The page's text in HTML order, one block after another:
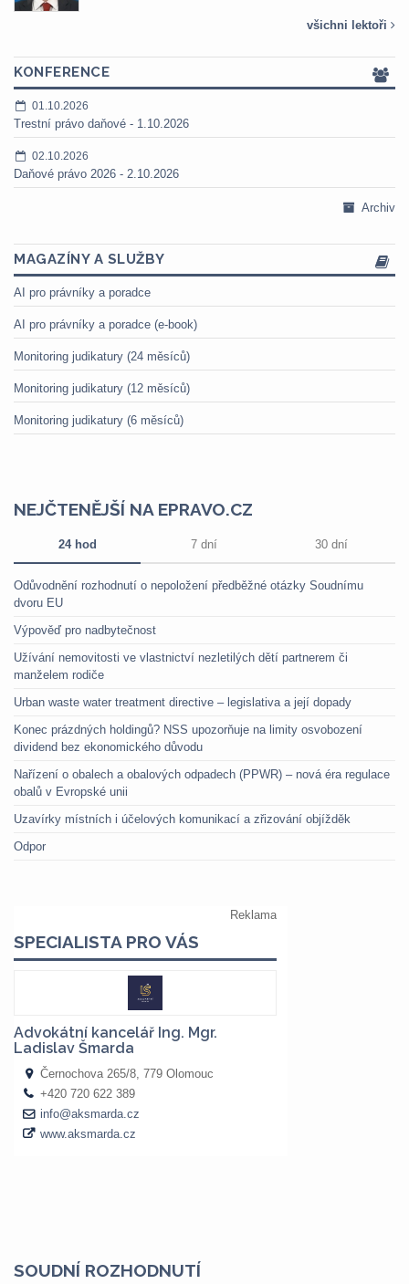
všichni lektoři
KONFERENCE
01.10.2026
Trestní právo daňové - 1.10.2026
02.10.2026
Daňové právo 2026 - 2.10.2026
Archiv
MAGAZÍNY A SLUŽBY
AI pro právníky a poradce
AI pro právníky a poradce (e-book)
Monitoring judikatury (24 měsíců)
Monitoring judikatury (12 měsíců)
Monitoring judikatury (6 měsíců)
NEJČTENĚJŠÍ NA EPRAVO.CZ
24 hod 7 dní 30 dní
Odůvodnění rozhodnutí o nepoložení předběžné otázky Soudnímu
dvoru EU
Výpověď pro nadbytečnost
Užívání nemovitosti ve vlastnictví nezletilých dětí partnerem či
manželem rodiče
Urban waste water treatment directive – legislativa a její dopady
Konec prázdných holdingů? NSS upozorňuje na limity osvobození
dividend bez ekonomického důvodu
Nařízení o obalech a obalových odpadech (PPWR) – nová éra regulace
obalů v Evropské unii
Uzavírky místních i účelových komunikací a zřizování objížděk
Odpor
SOUDNÍ ROZHODNUTÍ